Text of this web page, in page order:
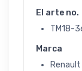
El arte no.
TM18-
Marca
Renault